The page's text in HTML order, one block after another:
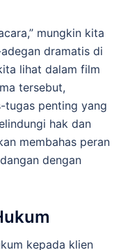
mungkin kita
dramatis di
lihat dalam film
tersebut,
tugas penting yang
hak dan
membahas peran
dengan
kepada klien